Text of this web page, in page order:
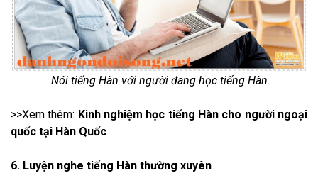
Nói tiếng Hàn với người đang học tiếng Hàn
>>Xem thêm: Kinh nghiệm học tiếng Hàn cho người ngoại
quốc tại Hàn Quốc
6. Luyện nghe tiếng Hàn thường xuyên